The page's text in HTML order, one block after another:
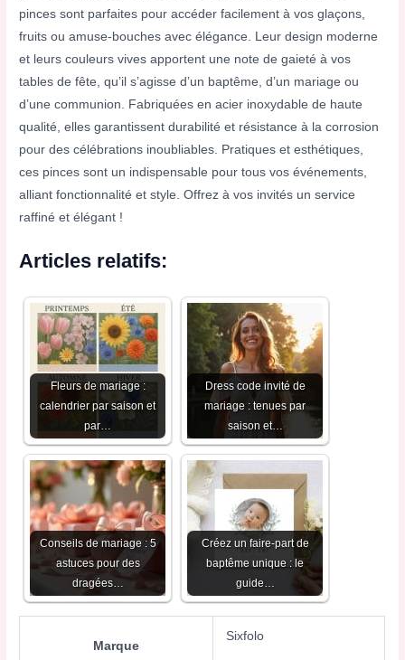
pinces sont parfaites pour accéder facilement à vos glaçons,
fruits ou amuse-bouches avec élégance. Leur design moderne
et leurs couleurs vives apportent une note de gaieté à vos
tables de fête, qu’il s’agisse d’un baptême, d’un mariage ou
d’une communion. Fabriquées en acier inoxydable de haute
qualité, elles garantissent durabilité et résistance à la corrosion
pour des célébrations inoubliables. Pratiques et esthétiques,
ces pinces sont un indispensable pour tous vos événements,
alliant fonctionnalité et style. Offrez à vos invités un service
raffiné et élégant !
Articles relatifs:
Fleurs de mariage :
calendrier par saison et
par…
Dress code invité de
mariage : tenues par
saison et…
Conseils de mariage : 5
astuces pour des
dragées…
Créez un faire-part de
baptême unique : le
guide…
Marque
Sixfolo